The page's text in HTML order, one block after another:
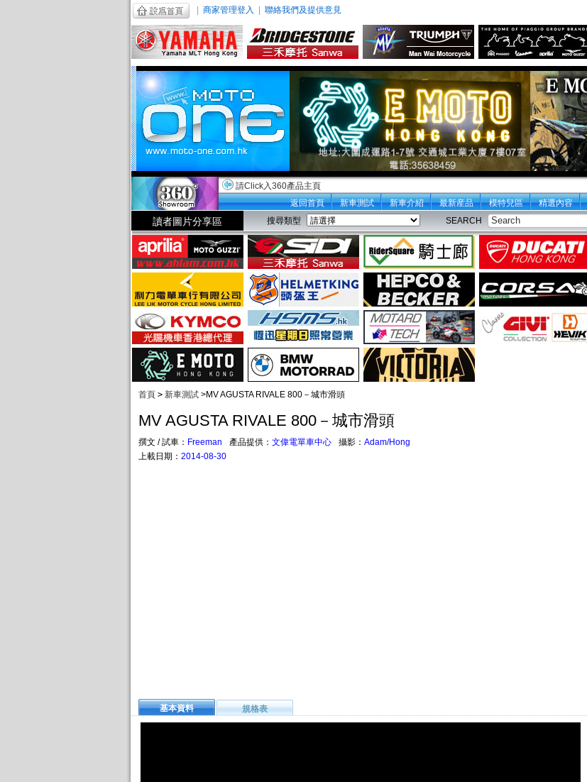
商家管理登入 聯絡我們及提供意見
請Click入360產品主頁
返回首頁
新車測試 新車介紹 最新産品 模特兒區 精選內容
讀者圖片分享區 搜尋類型 SEARCH
首頁 > 新車測試 >MV AGUSTA RIVALE 800－城市滑頭
MV AGUSTA RIVALE 800－城市滑頭
撰文 / 試車： Freeman 產品提供： 文偉電單車中心 攝影： Adam/Hong
上載日期： 2014-08-30
基本資料 規格表